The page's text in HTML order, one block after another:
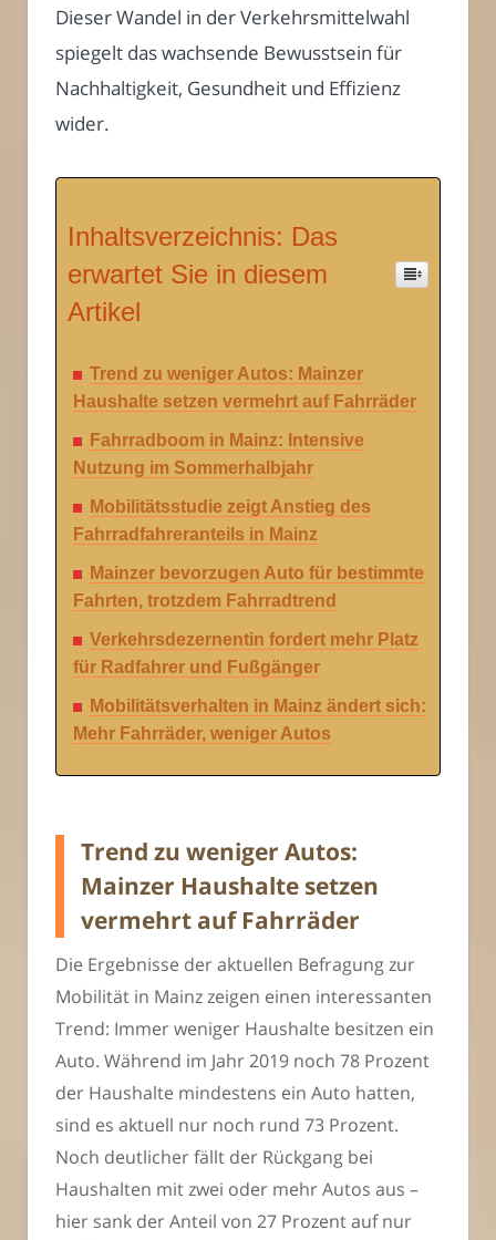
Dieser Wandel in der Verkehrsmittelwahl
spiegelt das wachsende Bewusstsein für
Nachhaltigkeit, Gesundheit und Effizienz
wider.
Inhaltsverzeichnis: Das
erwartet Sie in diesem
Artikel
Trend zu weniger Autos: Mainzer
Haushalte setzen vermehrt auf Fahrräder
Fahrradboom in Mainz: Intensive
Nutzung im Sommerhalbjahr
Mobilitätsstudie zeigt Anstieg des
Fahrradfahreranteils in Mainz
Mainzer bevorzugen Auto für bestimmte
Fahrten, trotzdem Fahrradtrend
Verkehrsdezernentin fordert mehr Platz
für Radfahrer und Fußgänger
Mobilitätsverhalten in Mainz ändert sich:
Mehr Fahrräder, weniger Autos
Trend zu weniger Autos:
Mainzer Haushalte setzen
vermehrt auf Fahrräder
Die Ergebnisse der aktuellen Befragung zur
Mobilität in Mainz zeigen einen interessanten
Trend: Immer weniger Haushalte besitzen ein
Auto. Während im Jahr 2019 noch 78 Prozent
der Haushalte mindestens ein Auto hatten,
sind es aktuell nur noch rund 73 Prozent.
Noch deutlicher fällt der Rückgang bei
Haushalten mit zwei oder mehr Autos aus –
hier sank der Anteil von 27 Prozent auf nur